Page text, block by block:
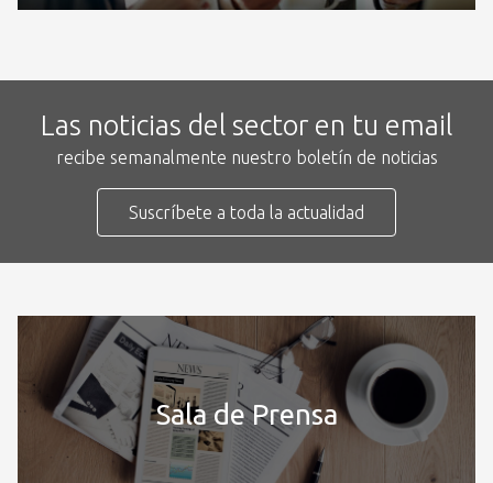
Las noticias del sector en tu email
recibe semanalmente nuestro boletín de noticias
Suscríbete a toda la actualidad
Sala de Prensa